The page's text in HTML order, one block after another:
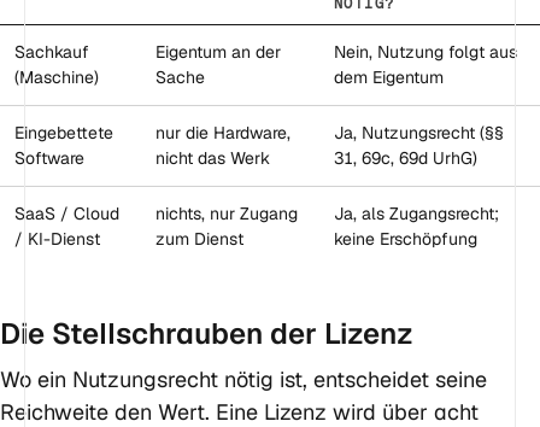
Sachkauf
(Maschine)
Eigentum an der
Sache
Nein, Nutzung folgt aus
dem Eigentum
Eingebettete
Software
nur die Hardware,
nicht das Werk
Ja, Nutzungsrecht (§§
31, 69c, 69d UrhG)
SaaS / Cloud
/ KI-Dienst
nichts, nur Zugang
zum Dienst
Ja, als Zugangsrecht;
keine Erschöpfung
Die Stellschrauben der Lizenz
Wo ein Nutzungsrecht nötig ist, entscheidet seine
Reichweite den Wert. Eine Lizenz wird über acht